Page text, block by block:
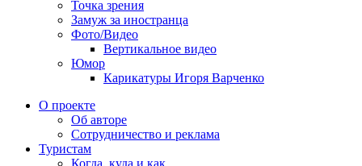
Точка зрения
Замуж за иностранца
Фото/Видео
Вертикальное видео
Юмор
Карикатуры Игоря Варченко
О проекте
Об авторе
Сотрудничество и реклама
Туристам
Когда, куда и как